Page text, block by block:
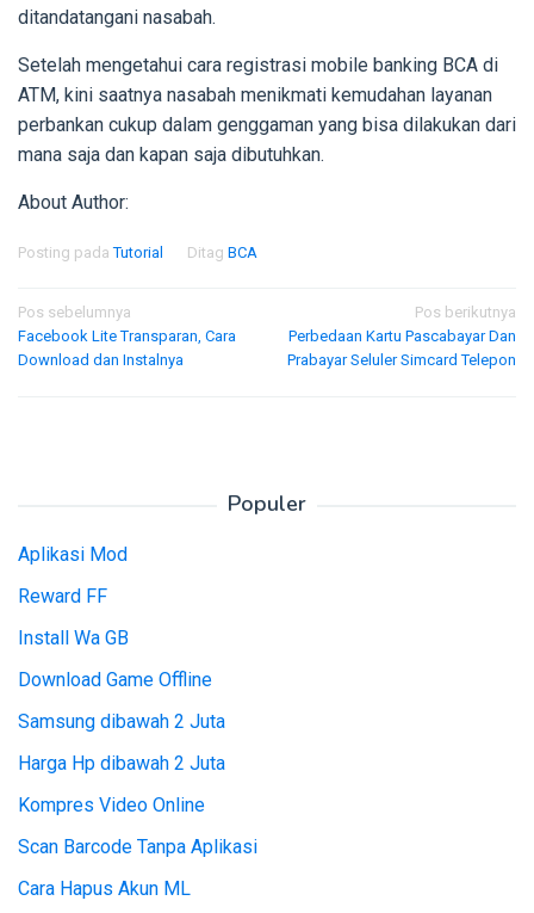
ditandatangani nasabah.
Setelah mengetahui cara registrasi mobile banking BCA di
ATM, kini saatnya nasabah menikmati kemudahan layanan
perbankan cukup dalam genggaman yang bisa dilakukan dari
mana saja dan kapan saja dibutuhkan.
About Author:
Posting padaTutorial Ditag BCA
Navigasi
pos
Pos sebelumnya
Facebook Lite Transparan, Cara
Download dan Instalnya
Pos berikutnya
Perbedaan Kartu Pascabayar Dan
Prabayar Seluler Simcard Telepon
Populer
Aplikasi Mod
Reward FF
Install Wa GB
Download Game Offline
Samsung dibawah 2 Juta
Harga Hp dibawah 2 Juta
Kompres Video Online
Scan Barcode Tanpa Aplikasi
Cara Hapus Akun ML